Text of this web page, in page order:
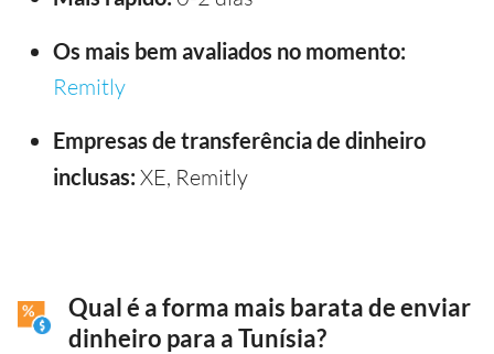
Os mais bem avaliados no momento:
Remitly
Empresas de transferência de dinheiro
inclusas: XE, Remitly
Qual é a forma mais barata de enviar
dinheiro para a Tunísia?